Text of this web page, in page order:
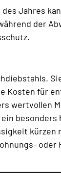
Jahres
der
Kosten für
wertvollen
besonders
kürzen
oder